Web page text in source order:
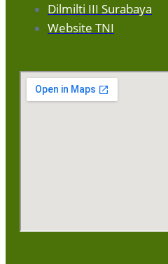
Dilmilti III Surabaya
Website TNI